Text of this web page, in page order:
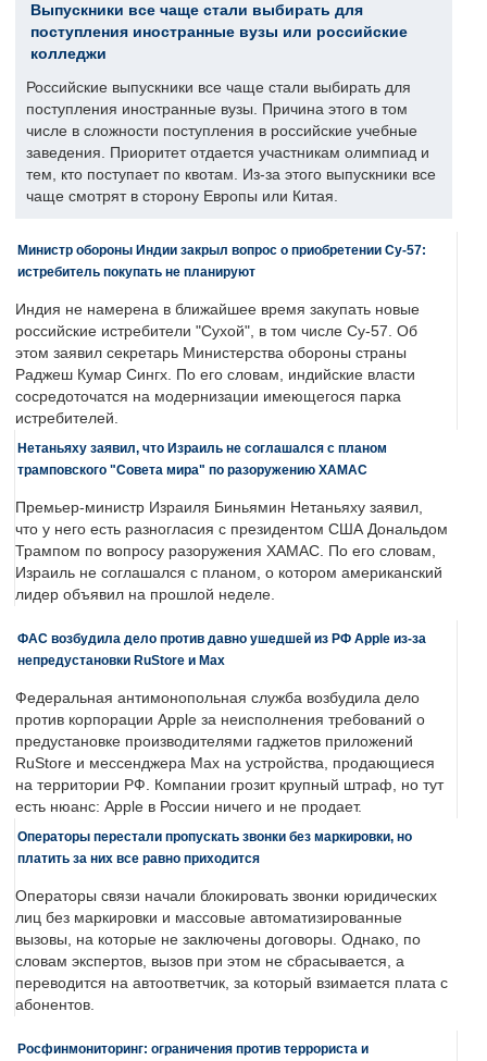
Выпускники все чаще стали выбирать для
поступления иностранные вузы или российские
колледжи
Российские выпускники все чаще стали выбирать для
поступления иностранные вузы. Причина этого в том
числе в сложности поступления в российские учебные
заведения. Приоритет отдается участникам олимпиад и
тем, кто поступает по квотам. Из-за этого выпускники все
чаще смотрят в сторону Европы или Китая.
Министр обороны Индии закрыл вопрос о приобретении Су-57:
истребитель покупать не планируют
Индия не намерена в ближайшее время закупать новые
российские истребители "Сухой", в том числе Су-57. Об
этом заявил секретарь Министерства обороны страны
Раджеш Кумар Сингх. По его словам, индийские власти
сосредоточатся на модернизации имеющегося парка
истребителей.
Нетаньяху заявил, что Израиль не соглашался с планом
трамповского "Совета мира" по разоружению ХАМАС
Премьер-министр Израиля Биньямин Нетаньяху заявил,
что у него есть разногласия с президентом США Дональдом
Трампом по вопросу разоружения ХАМАС. По его словам,
Израиль не соглашался с планом, о котором американский
лидер объявил на прошлой неделе.
ФАС возбудила дело против давно ушедшей из РФ Apple из-за
непредустановки RuStore и Max
Федеральная антимонопольная служба возбудила дело
против корпорации Apple за неисполнения требований о
предустановке производителями гаджетов приложений
RuStore и мессенджера Max на устройства, продающиеся
на территории РФ. Компании грозит крупный штраф, но тут
есть нюанс: Apple в России ничего и не продает.
Операторы перестали пропускать звонки без маркировки, но
платить за них все равно приходится
Операторы связи начали блокировать звонки юридических
лиц без маркировки и массовые автоматизированные
вызовы, на которые не заключены договоры. Однако, по
словам экспертов, вызов при этом не сбрасывается, а
переводится на автоответчик, за который взимается плата с
абонентов.
Росфинмониторинг: ограничения против террориста и